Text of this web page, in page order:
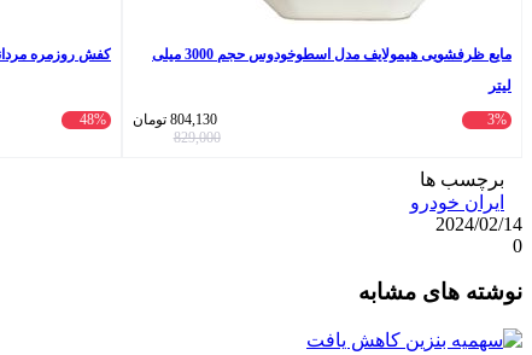
مایع ظرفشویی هیمولایف مدل اسطوخودوس حجم 3000 میلی
لیتر
3%
804,130 تومان
829,000
کفش روزمره مردانه سیی 1966 مدل نایک
48%
برچسب ها
ایران خودرو
2024/02/14
0
آپ
گذاری
ایمیل
نوشته های مشابه